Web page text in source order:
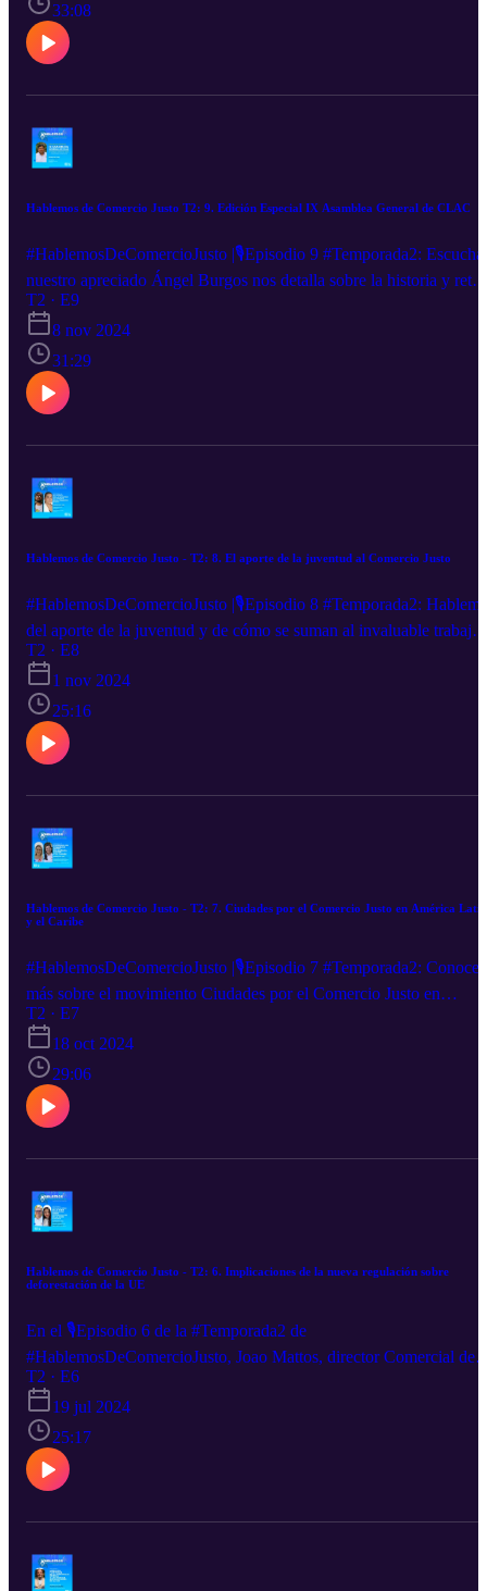
33:08
Hablemos de Comercio Justo T2: 9. Edición Especial IX Asamblea General de CLAC
#HablemosDeComercioJusto |🎙️Episodio 9 #Temporada2: Escucha
nuestro apreciado Ángel Burgos nos detalla sobre la historia y retos
de CLAC en estos 20 años de historia y por supuesto nos
sobre los Premios Esperanza.🎧
T2 · E9
8 nov 2024
31:29
Hablemos de Comercio Justo - T2: 8. El aporte de la juventud al Comercio Justo
#HablemosDeComercioJusto |🎙️Episodio 8 #Temporada2:
del aporte de la juventud y de cómo se suman al invaluable trabajo
de todas las generaciones de productores(as) en el Comercio Justo.
🎧Escucha a Darwin Castro (APAC-Nicaragua), y Ana Polo (El
Guabo-Ecuador):
T2 · E8
1 nov 2024
25:16
Hablemos de Comercio Justo - T2: 7. Ciudades por el Comercio Justo en América
y el Caribe
#HablemosDeComercioJusto |🎙️Episodio 7 #Temporada2: Conoce
más sobre el movimiento Ciudades por el Comercio Justo en
Latinoamérica y el Caribe con Linda Vera, especialista en
de CLAC, y María Ángela Zamora, del comité de Grecia (Costa
Rica).🎧
T2 · E7
18 oct 2024
29:06
Hablemos de Comercio Justo - T2: 6. Implicaciones de la nueva regulación sobre
deforestación de la UE
En el 🎙️Episodio 6 de la #Temporada2 de
#HablemosDeComercioJusto, Joao Mattos, director Comercial de
CLAC, y Lohany Mancía, de la organización Cocafelol☕️,
de las implicaciones de la nueva regulación sobre deforestación de
Unión Europea.
T2 · E6
19 jul 2024
25:17